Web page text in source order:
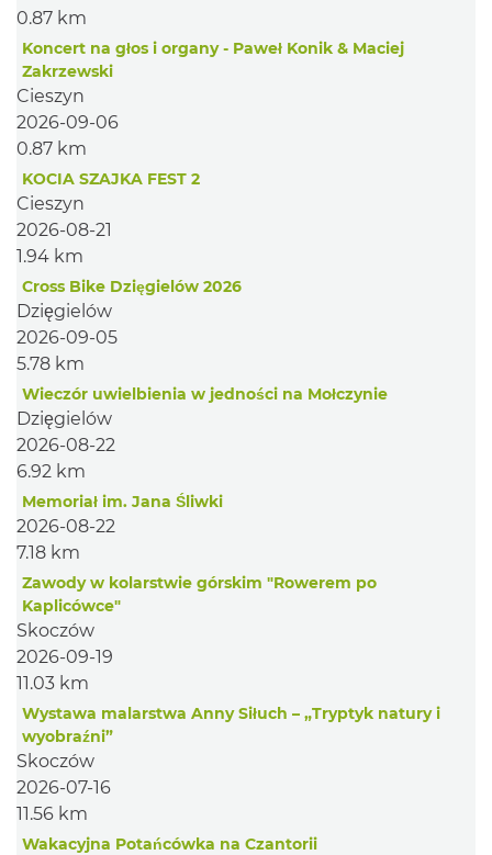
0.87 km
Koncert na głos i organy - Paweł Konik & Maciej
Zakrzewski
Cieszyn
2026-09-06
0.87 km
KOCIA SZAJKA FEST 2
Cieszyn
2026-08-21
1.94 km
Cross Bike Dzięgielów 2026
Dzięgielów
2026-09-05
5.78 km
Wieczór uwielbienia w jedności na Mołczynie
Dzięgielów
2026-08-22
6.92 km
Memoriał im. Jana Śliwki
2026-08-22
7.18 km
Zawody w kolarstwie górskim "Rowerem po
Kaplicówce"
Skoczów
2026-09-19
11.03 km
Wystawa malarstwa Anny Siłuch – „Tryptyk natury i
wyobraźni”
Skoczów
2026-07-16
11.56 km
Wakacyjna Potańcówka na Czantorii